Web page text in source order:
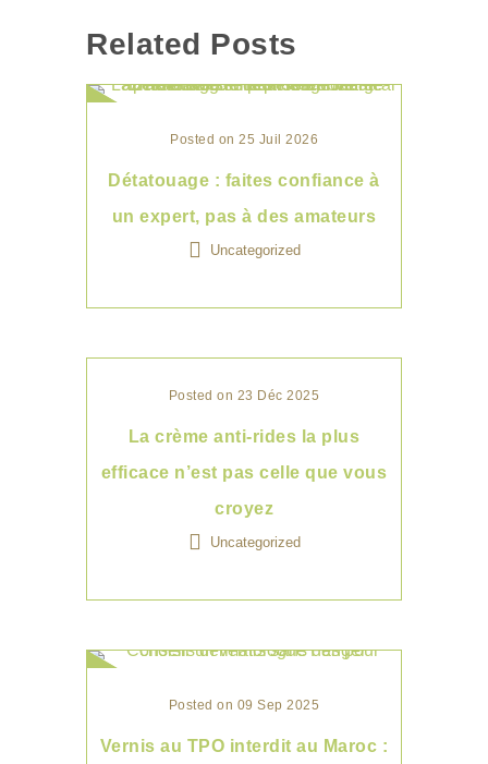
Related Posts
Posted on 25 Juil 2026
Détatouage : faites confiance à
un expert, pas à des amateurs
Uncategorized
Posted on 23 Déc 2025
La crème anti-rides la plus
efficace n’est pas celle que vous
croyez
Uncategorized
Posted on 09 Sep 2025
Vernis au TPO interdit au Maroc :